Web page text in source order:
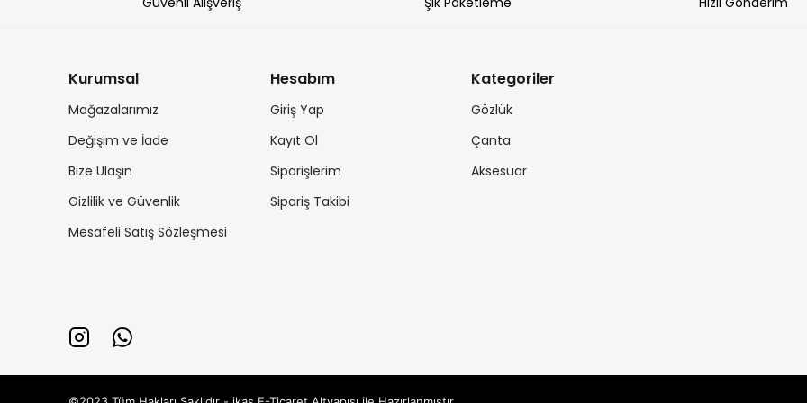
Kurumsal
Mağazalarımız
Değişim ve İade
Bize Ulaşın
Gizlilik ve Güvenlik
Mesafeli Satış Sözleşmesi
Hesabım
Giriş Yap
Kayıt Ol
Siparişlerim
Sipariş Takibi
Kategoriler
Gözlük
Çanta
Aksesuar